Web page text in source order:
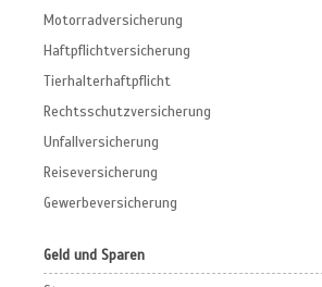
Motorradversicherung
Haftpflichtversicherung
Tierhalterhaftpflicht
Rechtsschutzversicherung
Unfallversicherung
Reiseversicherung
Gewerbeversicherung
Geld und Sparen